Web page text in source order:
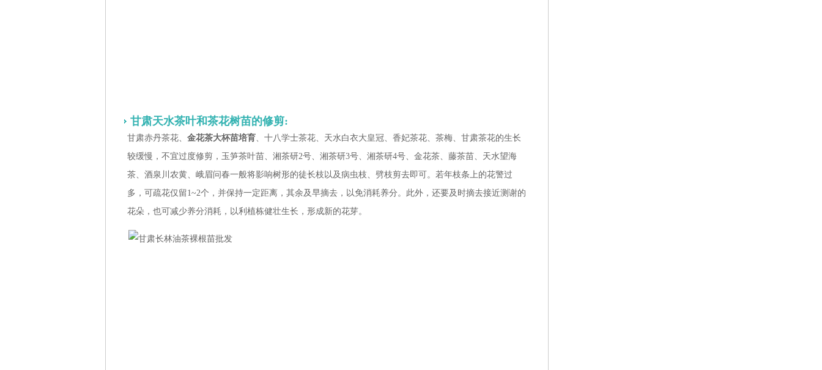
甘肃天水茶叶和茶花树苗的修剪:
甘肃赤丹茶花、 金花茶大杯苗培育、十八学士茶花、天水白衣大皇冠、香妃茶花、茶梅、甘肃茶花的生长
较缓慢，不宜过度修剪，玉笋茶叶苗、湘茶研2号、湘茶研3号、湘茶研4号、金花茶、藤茶苗、天水望海
茶、酒泉川农黄、峨眉问春一般将影响树形的徒长枝以及病虫枝、劈枝剪去即可。若年枝条上的花警过
多，可疏花仅留1~2个，并保持一定距离，其余及早摘去，以免消耗养分。此外，还要及时摘去接近测谢的
花朵，也可减少养分消耗，以利植栋健壮生长，形成新的花芽。